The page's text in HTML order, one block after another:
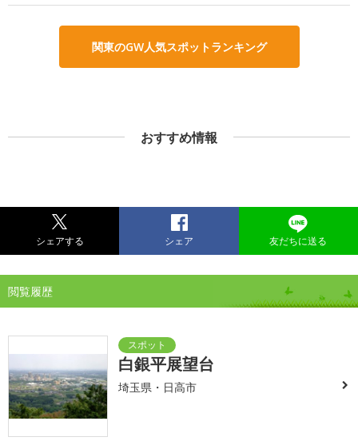
関東のGW人気スポットランキング
おすすめ情報
シェアする シェア 友だちに送る
閲覧履歴
白銀平展望台
埼玉県・日高市